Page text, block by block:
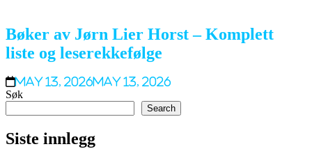
Bøker av Jørn Lier Horst – Komplett
liste og leserekkefølge
May 13, 2026May 13, 2026
Søk
Search
Siste innlegg